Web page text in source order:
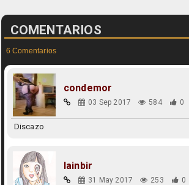
COMENTARIOS
6 Comentarios
condemor
03 Sep 2017 584 0
Discazo
lainbir
31 May 2017 253 0